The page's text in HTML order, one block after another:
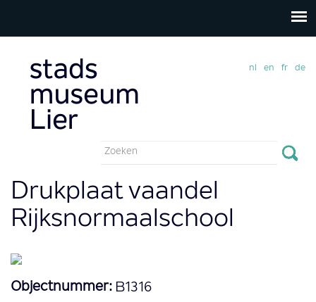
Zoekveld
nl en fr de
Drukplaat vaandel
Rijksnormaalschool
Objectnummer: B1316